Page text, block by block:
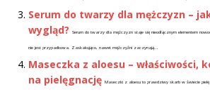
Serum do twarzy dla mężczyzn –
wygląd?
Serum do twarzy dla mężczyzn staje się nieodłącznym elementem
nie jest przypadkowa. Zaskakująco, nawet mężczyźni zaczynają...
Maseczka z aloesu – właściwości,
na pielęgnację Maseczki z aloesu to prawdziwy skarb w świecie